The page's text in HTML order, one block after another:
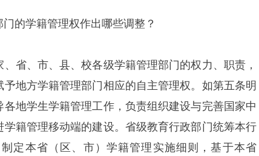
的学籍管理权作出哪些调整？
省、市、县、校各级学籍管理部门的权力、职责，
地方学籍管理部门相应的自主管理权。如第五条明
地学生学籍管理工作，负责组织建设与完善国家中
籍管理移动端的建设。省级教育行政部门统筹本行
定本省（区、市）学籍管理实施细则，基于本省